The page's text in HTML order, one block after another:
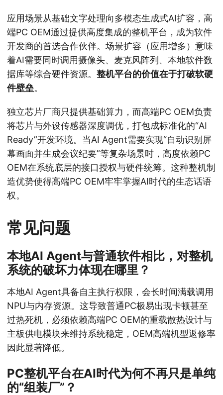
应用场景从基础文字处理向多模态生成式AI扩容，高
端PC OEM通过提供高度集成的整机平台，成为软件
开发商的首选合作伙伴。场景扩容（应用增多）意味
着AI需要同时调用摄像头、麦克风阵列、本地软件数
据库等综合硬件资源。 整机平台的价值在于打破软硬
件壁垒。
独立芯片厂商只提供基础算力，而高端PC OEM负责
将芯片与外设传感器深度调优，打包成标准化的“AI
Ready”开发环境。当AI Agent需要实现“自动识别屏
幕画面并生成会议纪要”等复杂场景时，高度依赖PC
OEM在系统底层的接口授权与硬件统筹。这种整机制
造优势使得高端PC OEM牢牢掌握AI时代的生态话语
权。
常见问题
本地AI Agent与普通软件相比，对整机
系统的破坏力体现在哪里？
本地AI Agent具备自主执行权限，会长时间满载调用
NPU与内存资源。这导致普通PC极易出现卡顿甚至
过热死机，必须依赖高端PC OEM的重载散热设计与
主板供电模块来维持系统稳定，OEM高端机型返修率
因此显著降低。
PC整机平台在AI时代为何不再只是单纯
的“组装厂”？